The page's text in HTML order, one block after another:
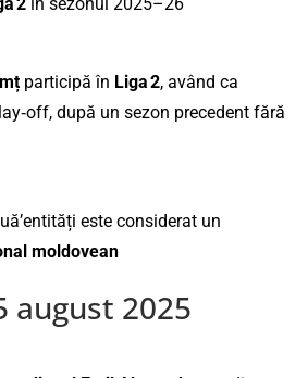
2în sezonul 2025–26
participă în Liga 2, având ca
după un sezon precedent fără
este considerat un
moldovean
august 2025